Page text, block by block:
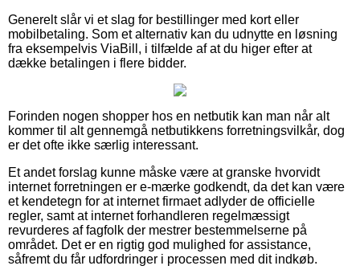
Generelt slår vi et slag for bestillinger med kort eller
mobilbetaling. Som et alternativ kan du udnytte en løsning
fra eksempelvis ViaBill, i tilfælde af at du higer efter at
dække betalingen i flere bidder.
Forinden nogen shopper hos en netbutik kan man når alt
kommer til alt gennemgå netbutikkens forretningsvilkår, dog
er det ofte ikke særlig interessant.
Et andet forslag kunne måske være at granske hvorvidt
internet forretningen er e-mærke godkendt, da det kan være
et kendetegn for at internet firmaet adlyder de officielle
regler, samt at internet forhandleren regelmæssigt
revurderes af fagfolk der mestrer bestemmelserne på
området. Det er en rigtig god mulighed for assistance,
såfremt du får udfordringer i processen med dit indkøb.